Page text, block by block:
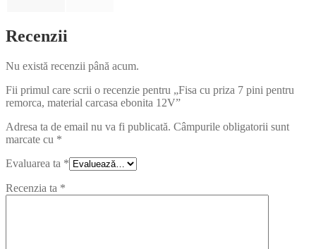
Recenzii
Nu există recenzii până acum.
Fii primul care scrii o recenzie pentru „Fisa cu priza 7 pini pentru
remorca, material carcasa ebonita 12V”
Adresa ta de email nu va fi publicată. Câmpurile obligatorii sunt
marcate cu *
Evaluarea ta *
Recenzia ta *